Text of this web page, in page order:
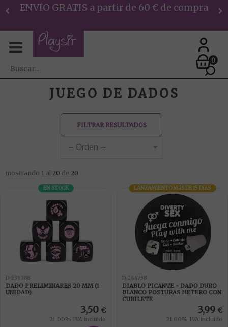
ENVÍO GRATIS a partir de 60 € de compra
0
JUEGO DE DADOS
FILTRAR RESULTADOS
mostrando 1 al 20 de 20
EN STOCK
D-239388
DADO PRELIMINARES 20 MM (1
UNIDAD)
3,50 €
21.00% IVA incluido
LANZAMIENTOMáS DE 15 DíAS
D-244758
DIABLO PICANTE - DADO DURO
BLANCO POSTURAS HETERO CON
CUBILETE
3,99 €
21.00% IVA incluido